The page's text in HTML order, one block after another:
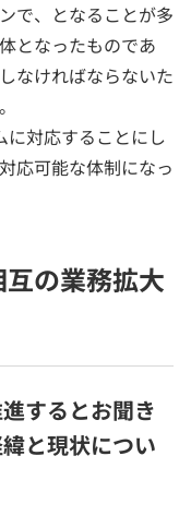
で、となることが多
となったものであ
なければならないた
対応することにし
応可能な体制になっ
の業務拡大
するとお聞き
と現状につい